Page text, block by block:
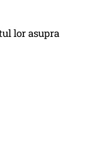
lor asupra